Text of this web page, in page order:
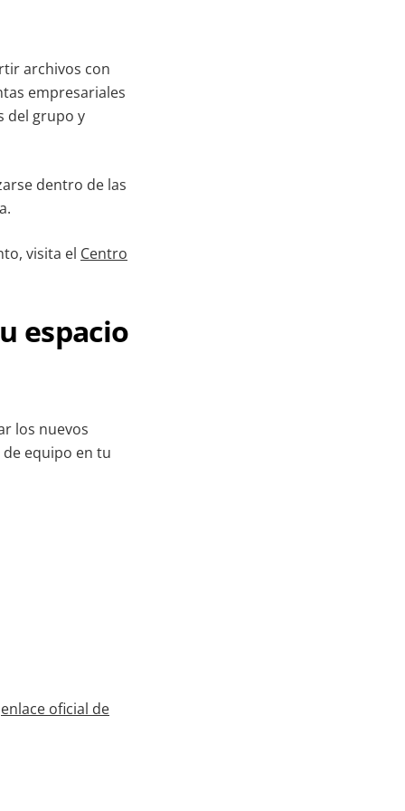
archivos con
empresariales
del grupo y
dentro de las
visita el Centro
espacio
los nuevos
equipo en tu
enlace oficial de